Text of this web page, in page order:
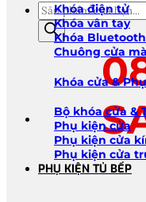
Tìm
kiếm
sản
phẩm
Khóa điện tử
Khóa vân tay
Khóa Bluetooth
Chuông cửa
Khóa cửa &
Bộ khóa cửa &
Phụ kiện cửa
Phụ kiện cửa
Phụ kiện cửa
PHỤ KIỆN TỦ BẾP